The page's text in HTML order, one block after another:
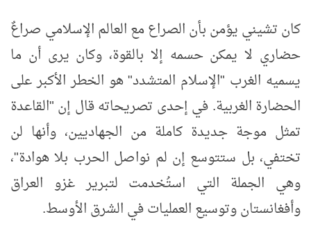
كان تشيني يؤمن بأن الصراع مع العالم الإسلامي صراعٌ
حضاري لا يمكن حسمه إلا بالقوة، وكان يرى أن ما
يسميه الغرب "الإسلام المتشدد" هو الخطر الأكبر على
الحضارة الغربية. في إحدى تصريحاته قال إن "القاعدة
تمثل موجة جديدة كاملة من الجهاديين، وأنها لن
تختفي، بل ستتوسع إن لم نواصل الحرب بلا هوادة"،
وهي الجملة التي استُخدمت لتبرير غزو العراق
وأفغانستان وتوسيع العمليات في الشرق الأوسط.